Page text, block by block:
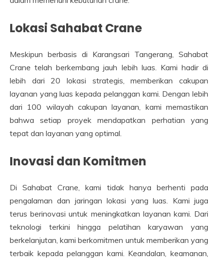
Lokasi Sahabat Crane
Meskipun berbasis di Karangsari Tangerang, Sahabat
Crane telah berkembang jauh lebih luas. Kami hadir di
lebih dari 20 lokasi strategis, memberikan cakupan
layanan yang luas kepada pelanggan kami. Dengan lebih
dari 100 wilayah cakupan layanan, kami memastikan
bahwa setiap proyek mendapatkan perhatian yang
tepat dan layanan yang optimal.
Inovasi dan Komitmen
Di Sahabat Crane, kami tidak hanya berhenti pada
pengalaman dan jaringan lokasi yang luas. Kami juga
terus berinovasi untuk meningkatkan layanan kami. Dari
teknologi terkini hingga pelatihan karyawan yang
berkelanjutan, kami berkomitmen untuk memberikan yang
terbaik kepada pelanggan kami. Keandalan, keamanan,